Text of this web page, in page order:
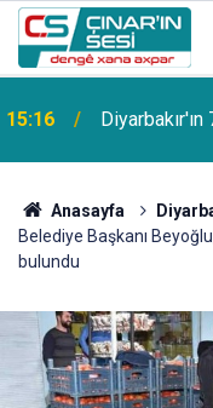
15:16
Anasayfa
Belediye Başkanı
bulundu